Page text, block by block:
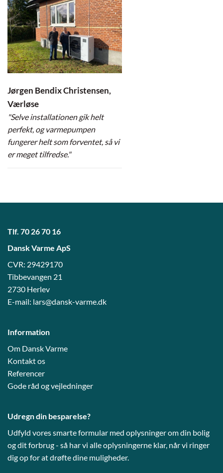
Jørgen Bendix Christensen,
Værløse
"Selve installationen gik helt
perfekt, og varmepumpen
fungerer helt som forventet, så vi
er meget tilfredse."
Tlf. 70 26 70 16
Dansk Varme ApS
CVR: 29429170
Tibbevangen 21
2730 Herlev
E-mail: lars@dansk-varme.dk
Information
Om Dansk Varme
Kontakt os
Referencer
Gode råd og vejledninger
Udregn din besparelse?
Udfyld vores smarte formular med oplysninger om din bolig
og dit forbrug - så har vi alle oplysningerne klar, når vi ringer
dig op for at drøfte dine muligheder.